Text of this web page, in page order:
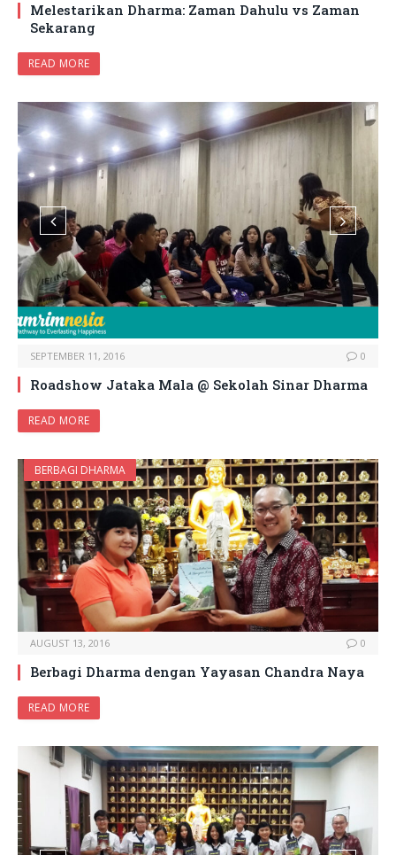
Melestarikan Dharma: Zaman Dahulu vs Zaman
Sekarang
READ MORE
SEPTEMBER 11, 2016 0
Roadshow Jataka Mala @ Sekolah Sinar Dharma
READ MORE
BERBAGI DHARMA
AUGUST 13, 2016 0
Berbagi Dharma dengan Yayasan Chandra Naya
READ MORE